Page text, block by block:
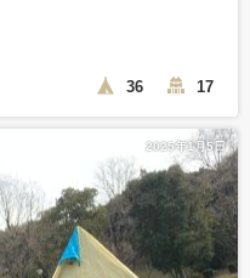
36 17
2025年1月5日